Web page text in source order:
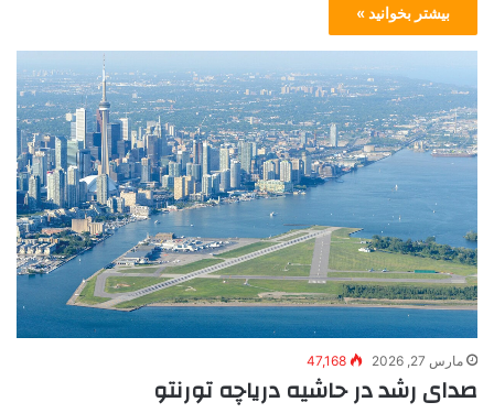
بیشتر بخوانید »
مارس 27, 2026 47,168
صدای رشد در حاشیه دریاچه تورنتو